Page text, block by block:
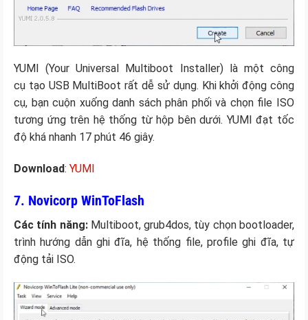
YUMI (Your Universal Multiboot Installer) là một công
cụ tạo USB MultiBoot rất dễ sử dụng. Khi khởi động công
cụ, bạn cuộn xuống danh sách phân phối và chọn file ISO
tương ứng trên hệ thống từ hộp bên dưới. YUMI đạt tốc
độ khá nhanh 17 phút 46 giây.
Download: YUMI
7. Novicorp WinToFlash
Các tính năng:Multiboot, grub4dos, tùy chọn bootloader,
trình hướng dẫn ghi đĩa, hệ thống file, profile ghi đĩa, tự
động tải ISO.